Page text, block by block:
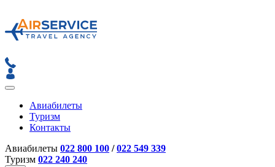
Авиабилеты
Туризм
Контакты
Авиабилеты 022 800 100 /022 549 339
Туризм 022 240 240